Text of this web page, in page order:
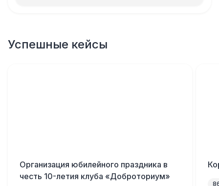
Успешные кейсы
Организация юбилейного праздника в
честь 10-летия клуба «Доброториум»